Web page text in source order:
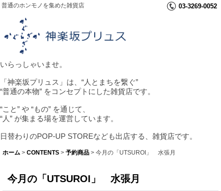
普通のホンモノを集めた雑貨店 03-3269-0052
いらっしゃいませ。
「神楽坂プリュス」は、“人とまちを繋ぐ”
“普通の本物” をコンセプトにした雑貨店です。
“こと” や “もの” を通じて、
“人” が集まる場を運営しています。
日替わりのPOP-UP STOREなども出店する、雑貨店です。
ホーム > CONTENTS > 予約商品 > 今月の「UTSUROI」 水張月
今月の「UTSUROI」 水張月